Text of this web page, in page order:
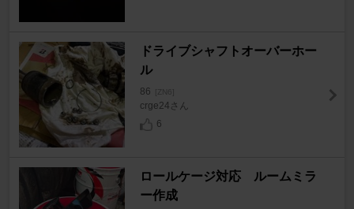
ドライブシャフトオーバーホー
ル
86 [ZN6]
crge24さん
6
ロールケージ対応 ルームミラ
ー作成